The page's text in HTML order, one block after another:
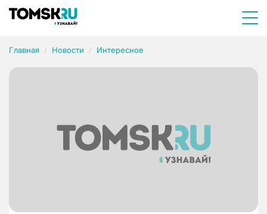
Главная Новости Интересное